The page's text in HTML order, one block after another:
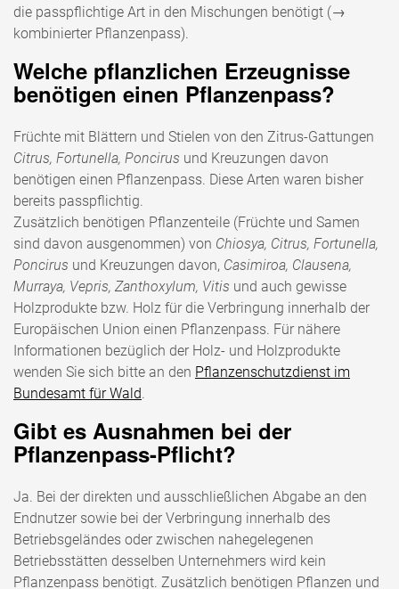
die passpflichtige Art in den Mischungen benötigt (→
kombinierter Pflanzenpass).
Welche pflanzlichen Erzeugnisse
benötigen einen Pflanzenpass?
Früchte mit Blättern und Stielen von den Zitrus-Gattungen
Citrus, Fortunella, Poncirus und Kreuzungen davon
benötigen einen Pflanzenpass. Diese Arten waren bisher
bereits passpflichtig.
Zusätzlich benötigen Pflanzenteile (Früchte und Samen
sind davon ausgenommen) von Chiosya, Citrus, Fortunella,
Poncirus und Kreuzungen davon, Casimiroa, Clausena,
Murraya, Vepris, Zanthoxylum, Vitis und auch gewisse
Holzprodukte bzw. Holz für die Verbringung innerhalb der
Europäischen Union einen Pflanzenpass. Für nähere
Informationen bezüglich der Holz- und Holzprodukte
wenden Sie sich bitte an den Pflanzenschutzdienst im
Bundesamt für Wald.
Gibt es Ausnahmen bei der
Pflanzenpass-Pflicht?
Ja. Bei der direkten und ausschließlichen Abgabe an den
Endnutzer sowie bei der Verbringung innerhalb des
Betriebsgeländes oder zwischen nahegelegenen
Betriebsstätten desselben Unternehmers wird kein
Pflanzenpass benötigt. Zusätzlich benötigen Pflanzen und